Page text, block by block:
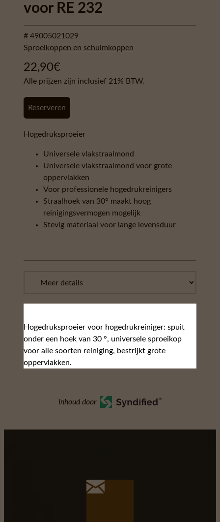
voor RE 232
# 49005021029
Sproeikoppen en schuimkoppen
22,90€
Alle prijzen zijn inclusief 21% BTW.
Reserveren
Hogedruksproeier
Universele vlakstraalmond
Universele vlakstraalmond voor grote
oppervlakken
Voor professionele hogedrukreinigers
Straalhoek van 30° maakt hoog
reinigingsvermogen mogelijk
Stevig materiaal voor lange levensduur
Hogedruksproeier voor hogedrukreiniger: spuit
onder een hoek van 30 °, universele sproeikop
voor alle soorten reiniging, bestrijkt grote
oppervlakken.
Inhoud door